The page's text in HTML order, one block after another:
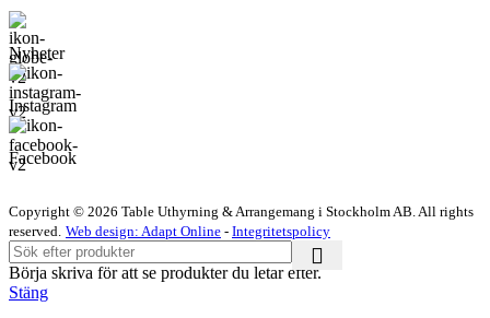
Nyheter
Instagram
Facebook
Copyright © 2026 Table Uthyrning & Arrangemang i Stockholm AB. All rights
reserved​​. Web design: Adapt Online - Integritetspolicy
Börja skriva för att se produkter du letar efter.
Stäng